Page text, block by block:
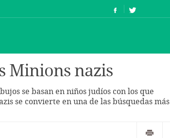
Minions nazis
se basan en niños judíos con los que
se convierte en una de las búsquedas más